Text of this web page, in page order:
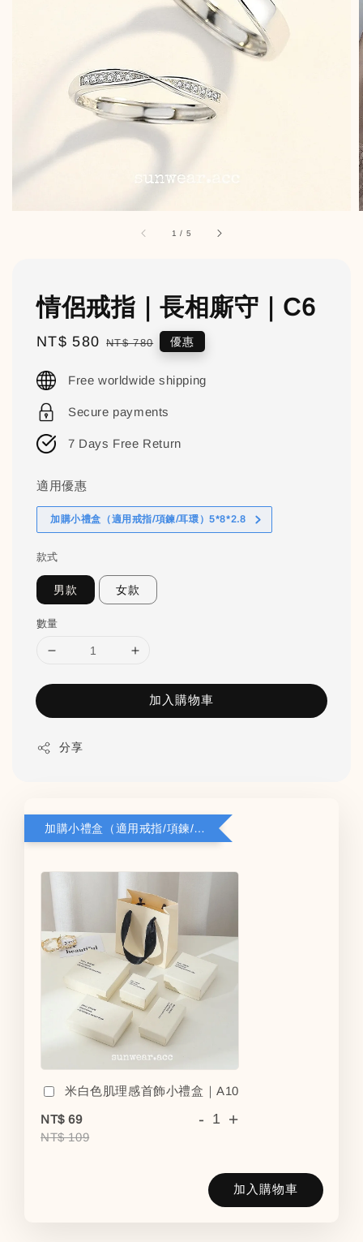
1 / 5
情侶戒指｜長相廝守｜C6
Sale
NT$ 580 Regular
NT$ 780 優惠
Free worldwide shipping
Secure payments
7 Days Free Return
適用優惠
加購小禮盒（適用戒指/項鍊/耳環）5*8*2.8
款式
男款 女款
數量
加入購物車
分享
加購小禮盒（適用戒指/項鍊/耳環）5*8*2.8
米白色肌理感首飾小禮盒｜A10
NT$ 69
NT$ 109
- +
加入購物車